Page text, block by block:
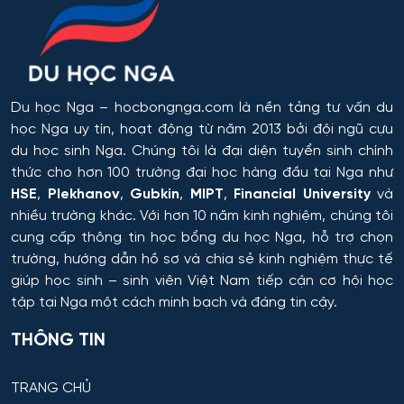
Rostov
Orel
Tomsk
Krasnoyarsk
Yakutsk
Samara
Tula
Tver
trong công nghệ hóa học, hóa dầu và công nghệ sinh
Công chứng và hoạt động công chứng
Công nghiệp sinh thái và công nghệ sinh học
Công nghệ chế biến và khai thác gỗ
Công nghệ Hóa học
Công nghệ in ấn và đóng gói sản xuất
Công nghệ laser
Du học Nga – hocbongnga.com là nền tảng tư vấn du
học Nga uy tín, hoạt động từ năm 2013 bởi đội ngũ cựu
du học sinh Nga. Chúng tôi là đại diện tuyển sinh chính
thức cho hơn 100 trường đại học hàng đầu tại Nga như
HSE, Plekhanov, Gubkin, MIPT, Financial Universityvà
nhiều trường khác. Với hơn 10 năm kinh nghiệm, chúng tôi
cung cấp thông tin học bổng du học Nga, hỗ trợ chọn
trường, hướng dẫn hồ sơ và chia sẻ kinh nghiệm thực tế
giúp học sinh – sinh viên Việt Nam tiếp cận cơ hội học
tập tại Nga một cách minh bạch và đáng tin cậy.
THÔNG TIN
TRANG CHỦ